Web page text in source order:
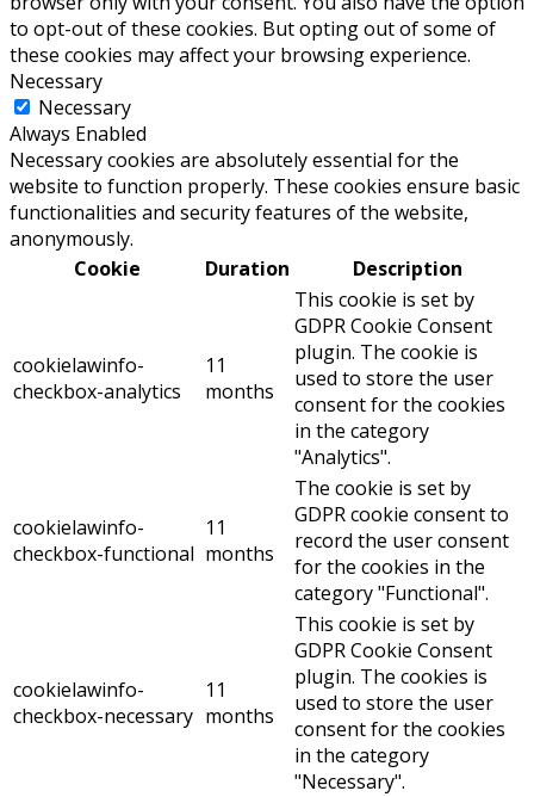
to opt-out of these cookies. But opting out of some of
these cookies may affect your browsing experience.
Necessary
Necessary
Always Enabled
Necessary cookies are absolutely essential for the
website to function properly. These cookies ensure basic
functionalities and security features of the website,
anonymously.
Cookie
Duration Description
cookielawinfo-
checkbox-analytics
11
months
This cookie is set by
GDPR Cookie Consent
plugin. The cookie is
used to store the user
consent for the cookies
in the category
"Analytics".
cookielawinfo-
checkbox-functional
11
months
The cookie is set by
GDPR cookie consent to
record the user consent
for the cookies in the
category "Functional".
cookielawinfo-
checkbox-necessary
11
months
This cookie is set by
GDPR Cookie Consent
plugin. The cookies is
used to store the user
consent for the cookies
in the category
"Necessary".